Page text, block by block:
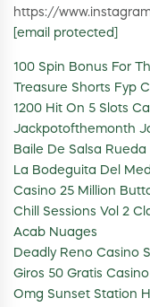
https://
[email protected]
100 Spin Bonus For
Treasure Shorts Fyp
1200 Hit On 5 Slots
Jackpotofthemonth
Baile De Salsa
La Bodeguita Del
Casino 25 Million
Chill Sessions Vol 2
Acab Nuages
Deadly Reno Casino
Giros 50 Gratis
Omg Sunset Station